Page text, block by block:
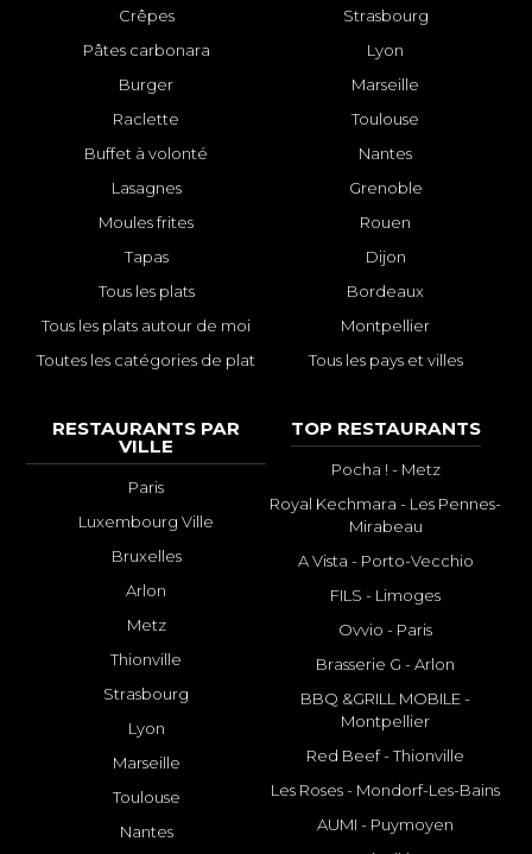
Crêpes
Pâtes carbonara
Burger
Raclette
Buffet à volonté
Lasagnes
Moules frites
Tapas
Tous les plats
Tous les plats autour de moi
Toutes les catégories de plat
Strasbourg
Lyon
Marseille
Toulouse
Nantes
Grenoble
Rouen
Dijon
Bordeaux
Montpellier
Tous les pays et villes
RESTAURANTS PAR
VILLE
Paris
Luxembourg Ville
Bruxelles
Arlon
Metz
Thionville
Strasbourg
Lyon
Marseille
Toulouse
Nantes
TOP RESTAURANTS
Pocha ! - Metz
Royal Kechmara - Les Pennes-
Mirabeau
A Vista - Porto-Vecchio
FILS - Limoges
Ovvio - Paris
Brasserie G - Arlon
BBQ &GRILL MOBILE -
Montpellier
Red Beef - Thionville
Les Roses - Mondorf-Les-Bains
AUMI - Puymoyen